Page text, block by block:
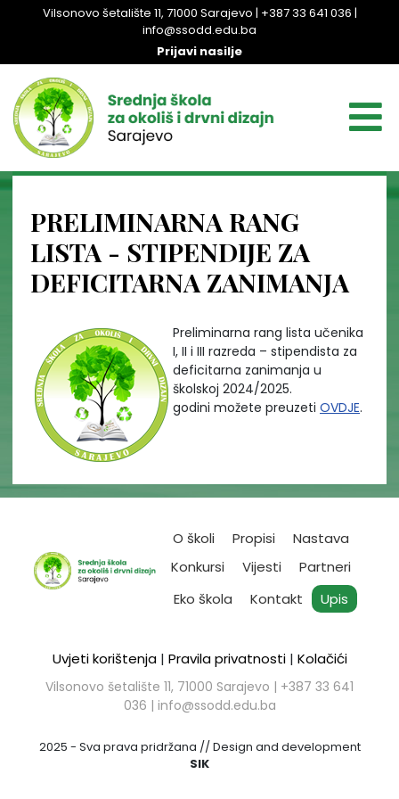
Vilsonovo šetalište 11, 71000 Sarajevo | +387 33 641 036 |
info@ssodd.edu.ba
Prijavi nasilje
PRELIMINARNA RANG
LISTA - STIPENDIJE ZA
DEFICITARNA ZANIMANJA
Preliminarna rang lista učenika
I, II i III razreda – stipendista za
deficitarna zanimanja u
školskoj 2024/2025.
godini možete preuzeti OVDJE.
O školi Propisi
Nastava
Konkursi
Vijesti
Partneri
Eko škola
Kontakt Upis
Uvjeti korištenja| Pravila privatnosti| Kolačići
Vilsonovo šetalište 11, 71000 Sarajevo | ​+387 33 641
036 | info@ssodd.edu.ba
2025 - Sva prava pridržana // Design and development
SIK